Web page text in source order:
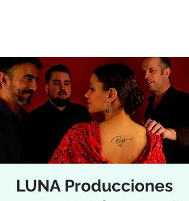
LUNA Producciones